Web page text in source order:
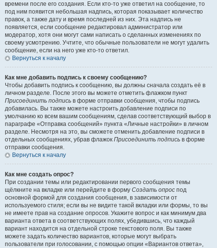
времени после его создания. Если кто-то уже ответил на сообщение, то
под ним появится небольшая надпись, которая показывает количество
правок, а также дату и время последней из них. Эта надпись не
появляется, если сообщение редактировал администратор или
модератор, хотя они могут сами написать о сделанных изменениях по
своему усмотрению. Учтите, что обычные пользователи не могут удалить
сообщение, если на него уже кто-то ответил.
Вернуться к началу
Как мне добавить подпись к своему сообщению?
Чтобы добавить подпись к сообщению, вы должны сначала создать её в
личном разделе. После этого вы можете отметить флажком пункт
Присоединить подпись в форме отправки сообщения, чтобы подпись
добавилась. Вы также можете настроить добавление подписи по
умолчанию ко всем вашим сообщениям, сделав соответствующий выбор в
параграфе «Отправка сообщений» пункта «Личные настройки» в личном
разделе. Несмотря на это, вы сможете отменить добавление подписи в
отдельных сообщениях, убрав флажок Присоединить подпись в форме
отправки сообщения.
Вернуться к началу
Как мне создать опрос?
При создании темы или редактировании первого сообщения темы
щёлкните на вкладке или перейдите в форму Создать опрос под
основной формой для создания сообщения, в зависимости от
используемого стиля; если вы не видите такой вкладки или формы, то вы
не имеете прав на создание опросов. Укажите вопрос и как минимум два
варианта ответа в соответствующих полях, убедившись, что каждый
вариант находится на отдельной строке текстового поля. Вы также
можете задать количество вариантов, которые могут выбрать
пользователи при голосовании, с помощью опции «Вариантов ответа»,